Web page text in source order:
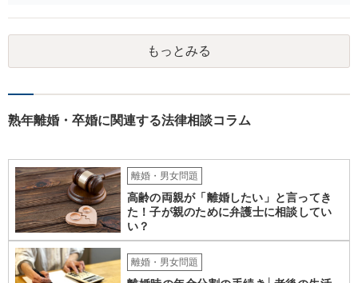
与の場合、就労するために必要だとされる経費を控除しています。 年
金の場合は、この控除をする必要がありませんので、 詳しい計算式は
割愛しますが、 単純な足し算をした部分の表よりも多い金額が妥当と
いうことになります。 ②婚姻費用は相当額の半分10万円しか出さない
ば審判となりますが、 相手方の根拠のない主張に沿ったものになると
もっとみる
熟年離婚・卒婚に関連する法律相談コラム
離婚・男女問題
高齢の両親が「離婚したい」と言ってき
た！子が親のために弁護士に相談してい
い？
離婚・男女問題